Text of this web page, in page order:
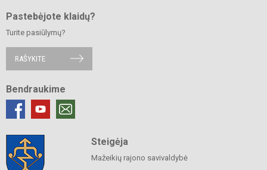
Pastebėjote klaidų?
Turite pasiūlymų?
RAŠYKITE
Bendraukime
Steigėja
Mažeikių rajono savivaldybė